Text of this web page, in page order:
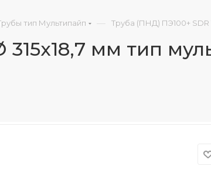
тип Мультипайп — Труба (ПНД) ПЭ100+ SDR
мм тип